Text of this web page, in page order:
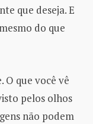
que deseja. E
do que
O que você vê
pelos olhos
não podem